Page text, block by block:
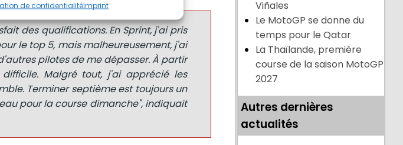
de confidentialitéImprint
des qualifications. En Sprint, j'ai pris
le top 5, mais malheureusement, j'ai
pilotes de me dépasser. À partir
Malgré tout, j'ai apprécié les
Terminer septième est toujours un
pour la course dimanche", indiquait
Viñales
Le MotoGP se donne du
temps pour le Qatar
La Thaïlande, première
course de la saison MotoGP
2027
Autres dernières
actualités